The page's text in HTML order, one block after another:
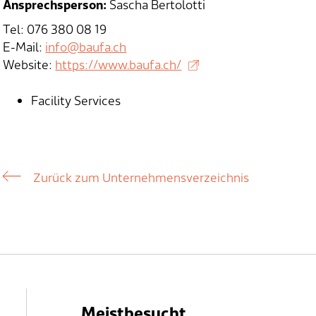
Ansprechsperson: Sascha Bertolotti
Tel: 076 380 08 19
E-Mail:info@baufa.ch
Website:https://www.baufa.ch/
Facility Services
Zurück zum Unternehmensverzeichnis